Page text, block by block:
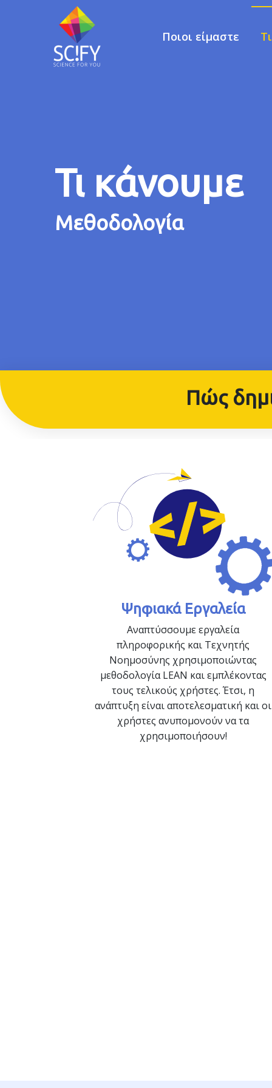
Ποιοι είμαστε
Τι κάνουμε
Μεθοδολογία
Πώς
Ψηφιακά Εργαλεία
Αναπτύσσουμε εργαλεία
πληροφορικής και Τεχνητής
Νοημοσύνης χρησιμοποιώντας
μεθοδολογία LEAN και εμπλέκοντας
τους τελικούς χρήστες. Έτσι, η
ανάπτυξη είναι αποτελεσματική και οι
χρήστες ανυπομονούν να τα
χρησιμοποιήσουν!